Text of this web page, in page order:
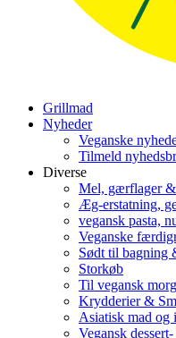
Grillmad
Nyheder
Veganske
Tilmeld
Diverse
Mel, gærflager
Æg-erstatning,
vegansk pasta,
Veganske
Sødt til bagning
Storkøb
Til vegansk
Krydderier &
Asiatisk mad og
Vegansk